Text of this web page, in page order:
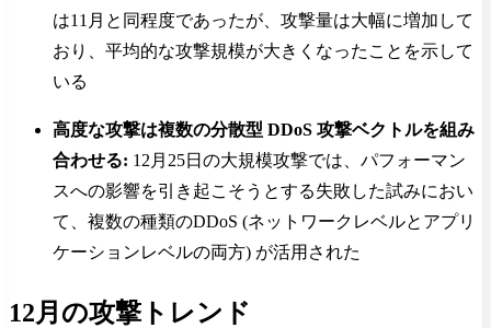
は11月と同程度であったが、攻撃量は大幅に増加して
おり、平均的な攻撃規模が大きくなったことを示して
いる
高度な攻撃は複数の分散型 DDoS 攻撃ベクトルを組み
合わせる: 12月25日の大規模攻撃では、パフォーマン
スへの影響を引き起こそうとする失敗した試みにおい
て、複数の種類のDDoS (ネットワークレベルとアプリ
ケーションレベルの両方) が活用された
12月の攻撃トレンド